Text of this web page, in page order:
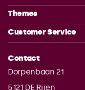
Themes
Customer Service
Contact
Dorpenbaan 21
5121 DE Rijen